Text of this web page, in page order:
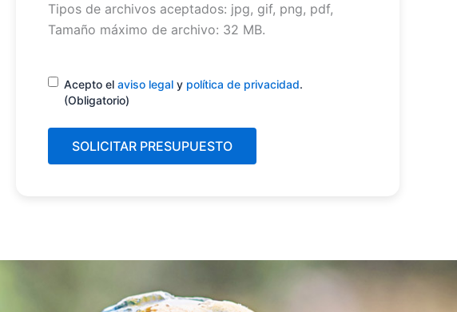
Tipos de archivos aceptados: jpg, gif, png, pdf,
Tamaño máximo de archivo: 32 MB.
Consentimiento (Obligatorio)
Acepto el aviso legal y política de privacidad.
(Obligatorio)